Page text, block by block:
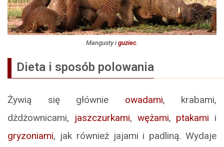
Mangusty iguziec.
Dieta i sposób polowania
Żywią się głównie owadami, krabami,
dżdżownicami, jaszczurkami, wężami, ptakami i
gryzoniami, jak również jajami i padliną. Wydaje